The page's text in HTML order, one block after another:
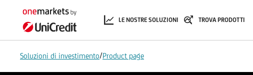
LE NOSTRE SOLUZIONI TROVA PRODOTTI
Soluzioni di investimento/Product page